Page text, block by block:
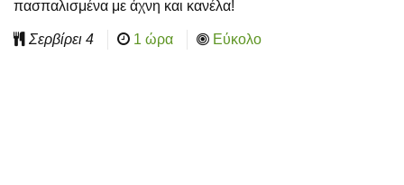
πασπαλισμένα με άχνη και κανέλα!
Σερβίρει 4 1 ώρα Εύκολο